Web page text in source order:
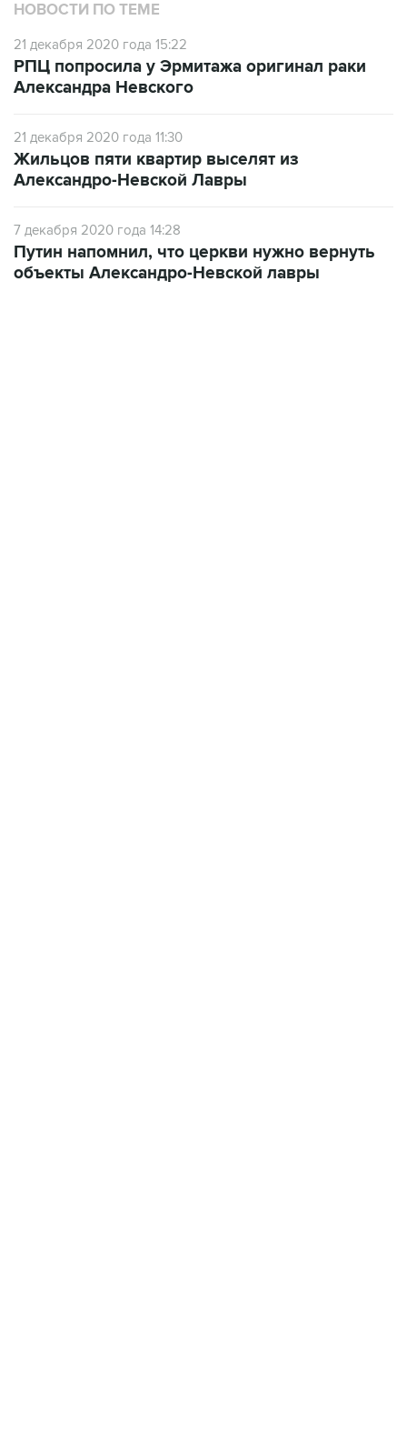
НОВОСТИ ПО ТЕМЕ
21 декабря 2020 года 15:22
РПЦ попросила у Эрмитажа оригинал раки
Александра Невского
21 декабря 2020 года 11:30
Жильцов пяти квартир выселят из
Александро-Невской Лавры
7 декабря 2020 года 14:28
Путин напомнил, что церкви нужно вернуть
объекты Александро-Невской лавры